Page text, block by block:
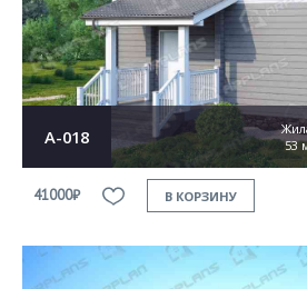
А-018
53
41000₽ В КОРЗИНУ